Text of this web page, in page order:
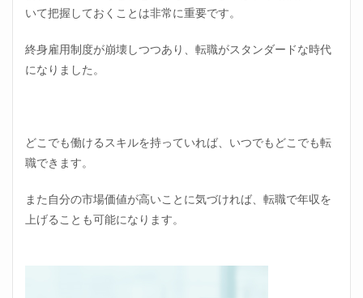
いて把握しておくことは非常に重要です。
終身雇用制度が崩壊しつつあり、転職がスタンダードな時代
になりました。
どこでも働けるスキルを持っていれば、いつでもどこでも転
職できます。
また自分の市場価値が高いことに気づければ、転職で年収を
上げることも可能になります。